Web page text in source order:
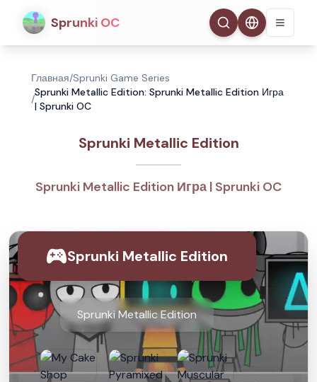
Sprunki OC
Главная/Sprunki Game Series
/
Sprunki Metallic Edition: Sprunki Metallic Edition Игра
| Sprunki OC
Sprunki Metallic Edition
Sprunki Metallic Edition Игра | Sprunki OC
Sprunki Metallic Edition
Sprunki Metallic Edition